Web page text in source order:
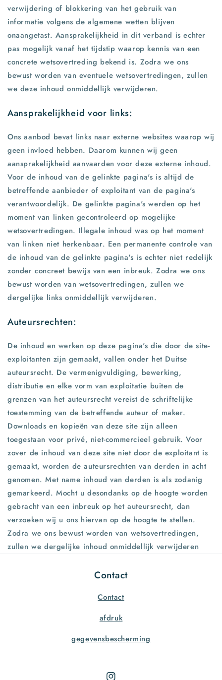
verwijdering of blokkering van het gebruik van
informatie volgens de algemene wetten blijven
onaangetast. Aansprakelijkheid in dit verband is echter
pas mogelijk vanaf het tijdstip waarop kennis van een
concrete wetsovertreding bekend is. Zodra we ons
bewust worden van eventuele wetsovertredingen, zullen
we deze inhoud onmiddellijk verwijderen.​
Aansprakelijkheid voor links:
Ons aanbod bevat links naar externe websites waarop wij
geen invloed hebben. Daarom kunnen wij geen
aansprakelijkheid aanvaarden voor deze externe inhoud.
Voor de inhoud van de gelinkte pagina's is altijd de
betreffende aanbieder of exploitant van de pagina's
verantwoordelijk. De gelinkte pagina's werden op het
moment van linken gecontroleerd op mogelijke
wetsovertredingen. Illegale inhoud was op het moment
van linken niet herkenbaar. Een permanente controle van
de inhoud van de gelinkte pagina's is echter niet redelijk
zonder concreet bewijs van een inbreuk. Zodra we ons
bewust worden van wetsovertredingen, zullen we
dergelijke links onmiddellijk verwijderen.​
Auteursrechten:
De inhoud en werken op deze pagina's die door de site-
exploitanten zijn gemaakt, vallen onder het Duitse
auteursrecht. De vermenigvuldiging, bewerking,
distributie en elke vorm van exploitatie buiten de
grenzen van het auteursrecht vereist de schriftelijke
toestemming van de betreffende auteur of maker.
Downloads en kopieën van deze site zijn alleen
toegestaan ​​voor privé, niet-commercieel gebruik. Voor
zover de inhoud van deze site niet door de exploitant is
gemaakt, worden de auteursrechten van derden in acht
genomen. Met name inhoud van derden is als zodanig
gemarkeerd. Mocht u desondanks op de hoogte worden
gebracht van een inbreuk op het auteursrecht, dan
verzoeken wij u ons hiervan op de hoogte te stellen.
Zodra we ons bewust worden van wetsovertredingen,
zullen we dergelijke inhoud onmiddellijk verwijderen
Contact
Contact
afdruk
gegevensbescherming